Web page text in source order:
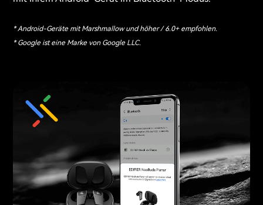
* Android-Geräte mit Marshmallow und höher / 6.0+ empfohlen.
* Google ist eine Marke von Google LLC.